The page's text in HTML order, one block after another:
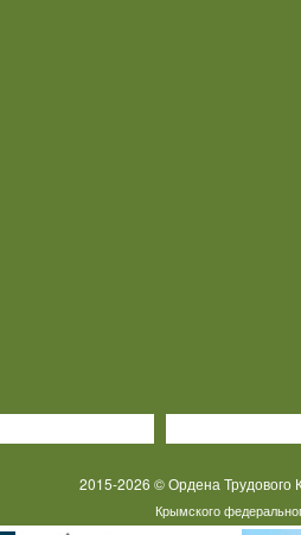
2015-2026 © Ордена
Крымского